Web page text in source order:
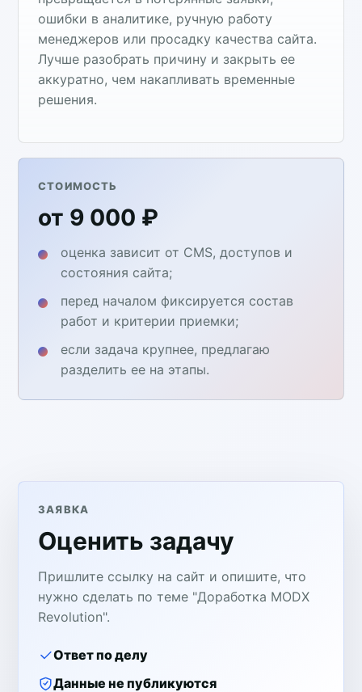
ошибки в аналитике, ручную работу
менеджеров или просадку качества сайта.
Лучше разобрать причину и закрыть ее
аккуратно, чем накапливать временные
решения.
СТОИМОСТЬ
от 9 000 ₽
оценка зависит от CMS, доступов и
состояния сайта;
перед началом фиксируется состав
работ и критерии приемки;
если задача крупнее, предлагаю
разделить ее на этапы.
ЗАЯВКА
Оценить задачу
Пришлите ссылку на сайт и опишите, что
нужно сделать по теме "Доработка MODX
Revolution".
Ответ по делу
Данные не публикуются